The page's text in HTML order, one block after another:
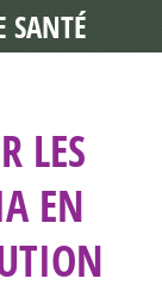
LES
EN
SANTÉ